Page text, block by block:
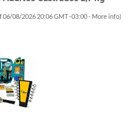
06/08/2026 20:06 GMT -03:00 - More info)